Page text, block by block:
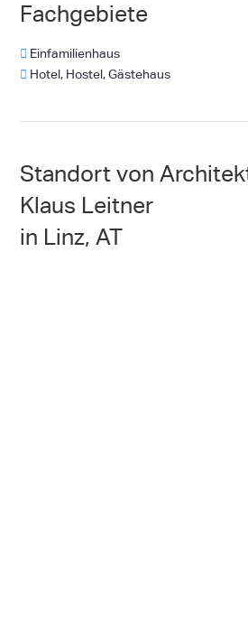
Fachgebiete
Einfamilienhaus
Hotel, Hostel, Gästehaus
Standort von
Klaus Leitner
in Linz, AT